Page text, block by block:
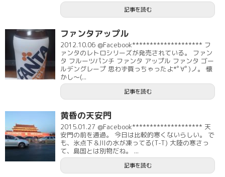
記事を読む
ファンタアップル
2012.10.06 @Facebook******************** フ
ァンタのレトロシリーズが発売されている。 ファン
タ フルーツパンチ ファンタ アップル ファンタ ゴー
ルデングレープ 思わず買っちゃったよ*ﾟ∀ﾟ)ノ。 懐
かし～(...
記事を読む
黄昏の天安門
2015.01.27 @Facebook******************** 天
安門の前を通過。 今日は比較的寒くないらしい。 で
も、氷点下＆川の水が凍ってる(T-T) 大陸の寒さっ
て、島国とは別物だね。 ...
記事を読む